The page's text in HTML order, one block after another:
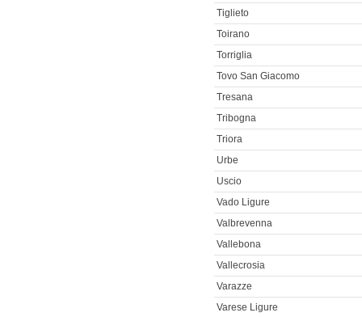
Tiglieto
Toirano
Torriglia
Tovo San Giacomo
Tresana
Tribogna
Triora
Urbe
Uscio
Vado Ligure
Valbrevenna
Vallebona
Vallecrosia
Varazze
Varese Ligure